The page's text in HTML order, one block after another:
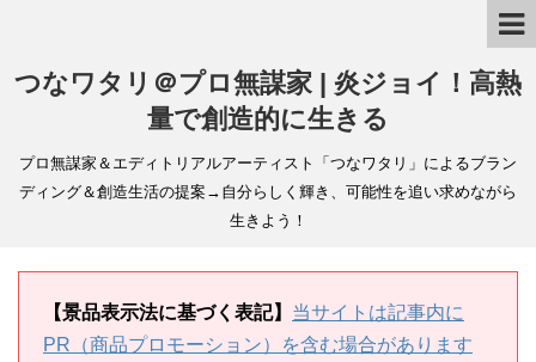
つなワタリ＠プロ無謀家 | 炎ジョイ！高熱
量で創造的に生きる
プロ無謀家＆エディトリアルアーティスト「つなワタリ」によるブラン
ディング＆創造生活の提案→自分らしく輝き、可能性を追い求めながら
生きよう！
【景品表示法に基づく表記】 当サイトは記事内に
PR（商品プロモーション）を含む場合があります